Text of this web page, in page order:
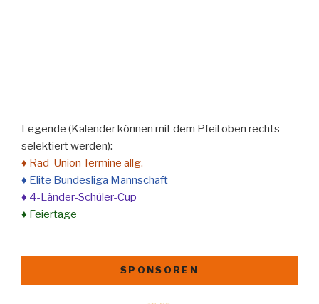
Legende (Kalender können mit dem Pfeil oben rechts
selektiert werden):
♦ Rad-Union Termine allg.
♦ Elite Bundesliga Mannschaft
♦ 4-Länder-Schüler-Cup
♦ Feiertage
SPONSOREN